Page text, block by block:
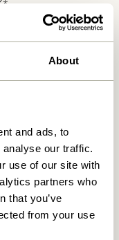
About
and ads, to
our traffic.
use of our site with
partners who
that you’ve
from your use
*